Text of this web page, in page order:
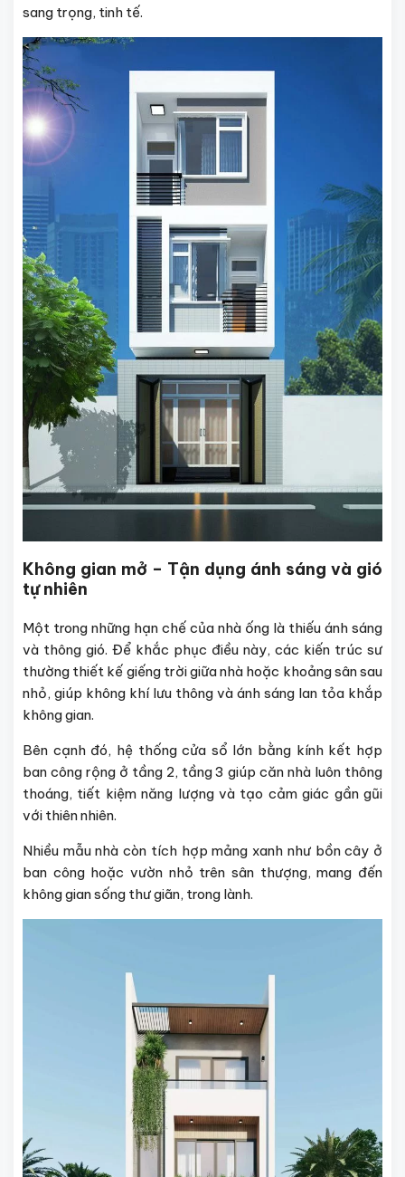
sang trọng, tinh tế.
Không gian mở – Tận dụng ánh sáng và gió
tự nhiên
Một trong những hạn chế của nhà ống là thiếu ánh sáng
và thông gió. Để khắc phục điều này, các kiến trúc sư
thường thiết kế giếng trời giữa nhà hoặc khoảng sân sau
nhỏ, giúp không khí lưu thông và ánh sáng lan tỏa khắp
không gian.
Bên cạnh đó, hệ thống cửa sổ lớn bằng kính kết hợp
ban công rộng ở tầng 2, tầng 3 giúp căn nhà luôn thông
thoáng, tiết kiệm năng lượng và tạo cảm giác gần gũi
với thiên nhiên.
Nhiều mẫu nhà còn tích hợp mảng xanh như bồn cây ở
ban công hoặc vườn nhỏ trên sân thượng, mang đến
không gian sống thư giãn, trong lành.